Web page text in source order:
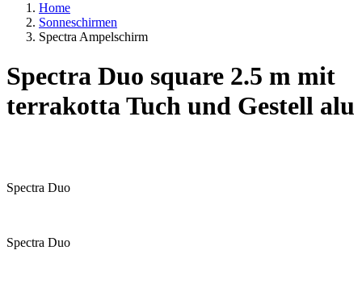
Home
Sonneschirmen
Spectra Ampelschirm
Spectra Duo square 2.5 m mit
terrakotta Tuch und Gestell alu
Spectra Duo
Spectra Duo